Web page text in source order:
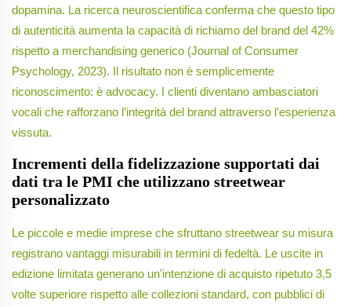
dopamina. La ricerca neuroscientifica conferma che questo tipo
di autenticità aumenta la capacità di richiamo del brand del 42%
rispetto a merchandising generico (Journal of Consumer
Psychology, 2023). Il risultato non è semplicemente
riconoscimento: è advocacy. I clienti diventano ambasciatori
vocali che rafforzano l’integrità del brand attraverso l’esperienza
vissuta.
Incrementi della fidelizzazione supportati dai
dati tra le PMI che utilizzano streetwear
personalizzato
Le piccole e medie imprese che sfruttano streetwear su misura
registrano vantaggi misurabili in termini di fedeltà. Le uscite in
edizione limitata generano un'intenzione di acquisto ripetuto 3,5
volte superiore rispetto alle collezioni standard, con pubblici di